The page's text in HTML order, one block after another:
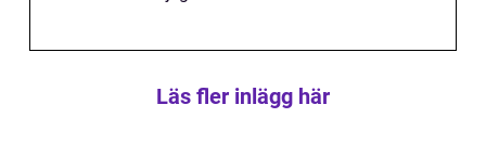
Läs fler inlägg här